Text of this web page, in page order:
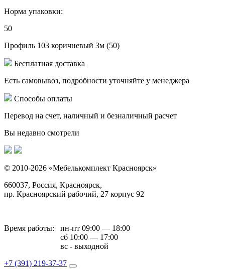
Норма упаковки:
50
Профиль 103 коричневый 3м (50)
Бесплатная доставка
Есть самовывоз, подробности уточняйте у менеджера
Способы оплаты
Перевод на счет, наличный и безналичный расчет
Вы недавно смотрели
© 2010-2026 «Мебелькомплект Красноярск»
660037, Россия, Красноярск,
пр. Красноярский рабочий, 27 корпус 92
Время работы:
пн-пт 09:00 — 18:00
сб 10:00 — 17:00
вс - выходной
+7 (391) 219-37-37